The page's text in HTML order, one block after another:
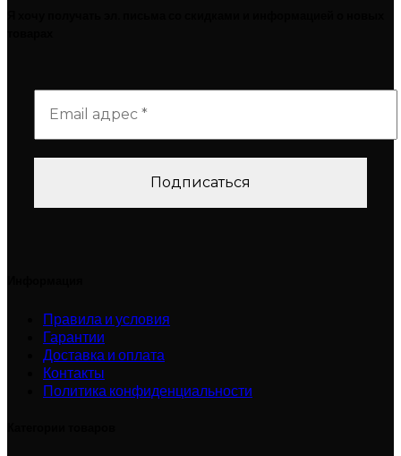
Правила и условия
Гарантии
Доставка и оплата
Контакты
Политика конфиденциальности